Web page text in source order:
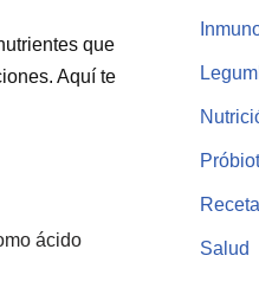
que
Aquí te
ácido
Salud